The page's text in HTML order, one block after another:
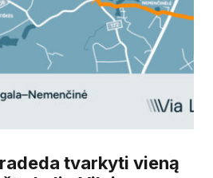
tvarkyti vieną